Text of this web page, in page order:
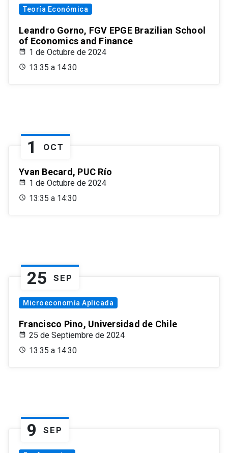
Teoría Económica
Leandro Gorno, FGV EPGE Brazilian School
of Economics and Finance
1 de Octubre de 2024
13:35 a 14:30
1 OCT
Yvan Becard, PUC Río
1 de Octubre de 2024
13:35 a 14:30
25 SEP
Microeconomía Aplicada
Francisco Pino, Universidad de Chile
25 de Septiembre de 2024
13:35 a 14:30
9 SEP